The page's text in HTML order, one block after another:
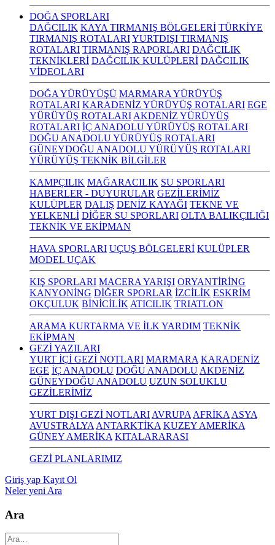
DOĞA SPORLARI
DAĞCILIK KAYA TIRMANIŞ BÖLGELERİ TÜRKİYE
TIRMANIŞ ROTALARIYURTDIŞI TIRMANIŞ
ROTALARI TIRMANIŞ RAPORLARI DAĞCILIK
TEKNİKLERİ DAĞCILIK KULÜPLERİ DAĞCILIK
VİDEOLARI
DOĞA YÜRÜYÜŞÜ MARMARA YÜRÜYÜŞ
ROTALARI KARADENİZ YÜRÜYÜŞ ROTALARI EGE
YÜRÜYÜŞ ROTALARI AKDENİZ YÜRÜYÜŞ
ROTALARI İÇ ANADOLU YÜRÜYÜŞ ROTALARI
DOĞU ANADOLU YÜRÜYÜŞ ROTALARI
GÜNEYDOĞU ANADOLU YÜRÜYÜŞ ROTALARI
YÜRÜYÜŞ TEKNİK BİLGİLER
KAMPÇILIK MAĞARACILIK SU SPORLARI
HABERLER - DUYURULAR GEZİLERİMİZ
KULÜPLER DALIŞ DENİZ KAYAĞI TEKNE VE
YELKENLİ DİĞER SU SPORLARI OLTA BALIKÇILIĞI
TEKNİK VE EKİPMAN
HAVA SPORLARI UÇUŞ BÖLGELERİ KULÜPLER
MODEL UÇAK
KIŞ SPORLARI MACERA YARIŞI ORYANTİRİNG
KANYONİNG DİĞER SPORLAR İZCİLİK ESKRİM
OKÇULUK BİNİCİLİK ATICILIK TRIATLON
ARAMA KURTARMA VE İLK YARDIM TEKNİK
EKİPMAN
GEZİ YAZILARI
YURT İÇİ GEZİ NOTLARI MARMARA KARADENİZ
EGE İÇ ANADOLU DOĞU ANADOLU AKDENİZ
GÜNEYDOĞU ANADOLU UZUN SOLUKLU
GEZİLERİMİZ
YURT DIŞI GEZİ NOTLARI AVRUPA AFRİKA ASYA
AVUSTRALYA ANTARKTİKA KUZEY AMERİKA
GÜNEY AMERİKA KITALARARASI
GEZİ PLANLARIMIZ
Giriş yap Kayıt Ol
Neler yeni Ara
Ara